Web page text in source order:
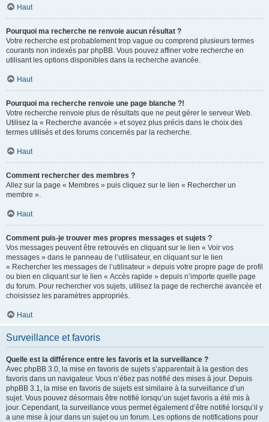
Haut
Pourquoi ma recherche ne renvoie aucun résultat ?
Votre recherche est probablement trop vague ou comprend plusieurs termes
courants non indexés par phpBB. Vous pouvez affiner votre recherche en
utilisant les options disponibles dans la recherche avancée.
Haut
Pourquoi ma recherche renvoie une page blanche ?!
Votre recherche renvoie plus de résultats que ne peut gérer le serveur Web.
Utilisez la « Recherche avancée » et soyez plus précis dans le choix des
termes utilisés et des forums concernés par la recherche.
Haut
Comment rechercher des membres ?
Allez sur la page « Membres » puis cliquez sur le lien « Rechercher un
membre ».
Haut
Comment puis-je trouver mes propres messages et sujets ?
Vos messages peuvent être retrouvés en cliquant sur le lien « Voir vos
messages » dans le panneau de l’utilisateur, en cliquant sur le lien
« Rechercher les messages de l’utilisateur » depuis votre propre page de profil
ou bien en cliquant sur le lien « Accès rapide » depuis n’importe quelle page
du forum. Pour rechercher vos sujets, utilisez la page de recherche avancée et
choisissez les paramètres appropriés.
Haut
Surveillance et favoris
Quelle est la différence entre les favoris et la surveillance ?
Avec phpBB 3.0, la mise en favoris de sujets s’apparentait à la gestion des
favoris dans un navigateur. Vous n’étiez pas notifié des mises à jour. Depuis
phpBB 3.1, la mise en favoris de sujets est similaire à la surveillance d’un
sujet. Vous pouvez désormais être notifié lorsqu’un sujet favoris a été mis à
jour. Cependant, la surveillance vous permet également d’être notifié lorsqu’il y
a une mise à jour dans un sujet ou un forum. Les options de notifications pour